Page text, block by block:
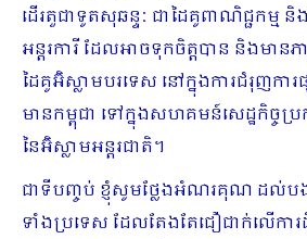
ដើរតួជាទូតសុឆន្ទៈ ជា​ដៃគូពាណិជ្ជកម្ម
អន្តរការី​ ដែល​អាច​ទុកចិត្តបាន និងមាន​
ដៃគូអ៊ិស្លាមបរទេស នៅក្នុង​​ការជំរុញ​ការ​ផ្
មាន​​កម្ពុជា ទៅក្នុង​សហគមន៍សេដ្ឋកិច្ច​
នៃអ៊ិស្លាមអន្តរជាតិ។
ជាទីបញ្ចប់ ខ្ញុំសូមថ្លែងអំណរ​គុណ ដល់បងប្
ទាំងប្រទេស​ ដែលតែងតែជឿជាក់លើកា